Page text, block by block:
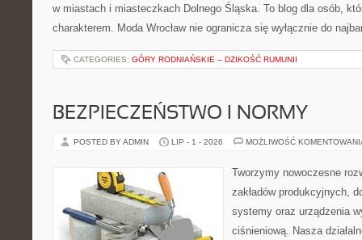
w miastach i miasteczkach Dolnego Śląska. To blog dla osób,
charakterem. Moda Wrocław nie ogranicza się wyłącznie do
CATEGORIES: GÓRY RODNIAŃSKIE – DZIKOŚĆ RUMUNII
BEZPIECZEŃSTWO I NORMY
POSTED BY ADMIN LIP - 1 - 2026 MOŻLIWOŚĆ
Tworzymy nowoczesne
zakładów produkcyjnych,
systemy oraz urządzenia
ciśnieniową. Nasza